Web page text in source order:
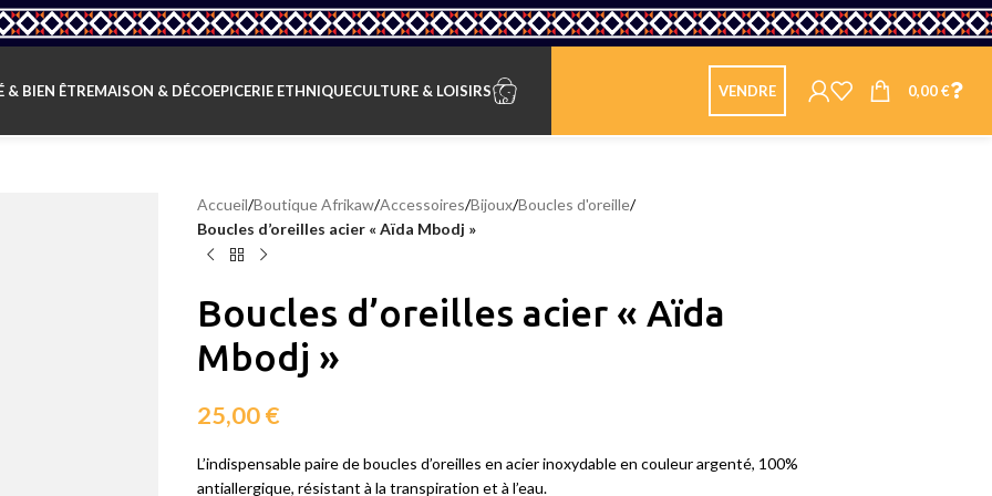
& BIEN ÊTREMAISON & DÉCOEPICERIE ETHNIQUECULTURE & LOISIRS VENDRE 0,00€
Accueil/Boutique Afrikaw/Accessoires/Bijoux/Boucles d'oreille/
Boucles d’oreilles acier « Aïda Mbodj »
Boucles d’oreilles acier « Aïda
Mbodj »
25,00€
L’indispensable paire de boucles d’oreilles en acier inoxydable en couleur argenté, 100%
antiallergique, résistant à la transpiration et à l’eau.